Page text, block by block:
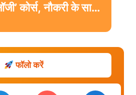
कोर्स, नौकरी के साथ
फॉलो करें